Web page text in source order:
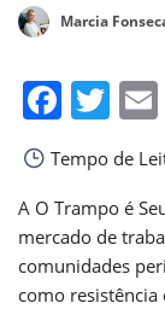
Tempo de
A O Trampo é
mercado de
comunidades
como